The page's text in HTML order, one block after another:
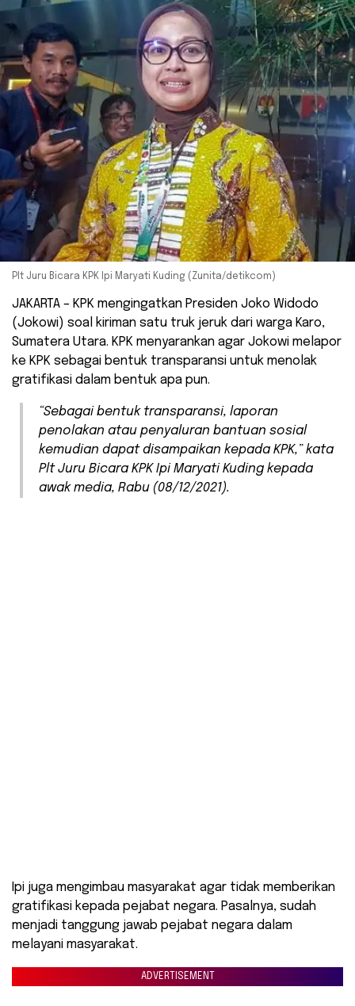
Plt Juru Bicara KPK Ipi Maryati Kuding (Zunita/detikcom)
JAKARTA – KPK mengingatkan Presiden Joko Widodo
(Jokowi) soal kiriman satu truk jeruk dari warga Karo,
Sumatera Utara. KPK menyarankan agar Jokowi melapor
ke KPK sebagai bentuk transparansi untuk menolak
gratifikasi dalam bentuk apa pun.
“Sebagai bentuk transparansi, laporan
penolakan atau penyaluran bantuan sosial
kemudian dapat disampaikan kepada KPK,” kata
Plt Juru Bicara KPK Ipi Maryati Kuding kepada
awak media, Rabu (08/12/2021).
Ipi juga mengimbau masyarakat agar tidak memberikan
gratifikasi kepada pejabat negara. Pasalnya, sudah
menjadi tanggung jawab pejabat negara dalam
melayani masyarakat.
ADVERTISEMENT